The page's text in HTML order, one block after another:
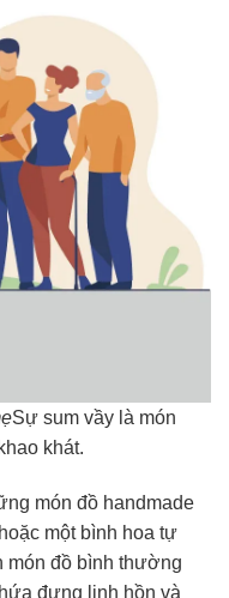
Sự sum vầy là món
khát.
món đồ handmade
một bình hoa tự
món đồ bình thường
đựng linh hồn và